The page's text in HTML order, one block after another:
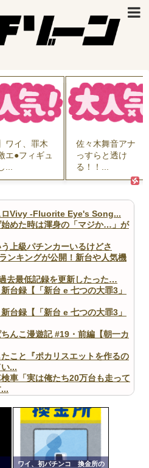
佐々木舞音アナ う
っすらと透け
結婚
ん、
ロVivy -Fluorite Eye's Song...
めた時は渾身の「マジか…」が
上級パチンカーいるけどさ
ンキングが公開！新台や人気機
去最低記録を更新したった…
台録【「新台 e 七つの大罪3」
台録【「新台 e 七つの大罪3」
んこ漫遊記 #19・前編【朝一カ
こと『ポカリスエットを作るの
...
検車「実は俺たち20万台も走って
、「こういうのでいいんだよ」
ワイ、初パチンコ 換金所の